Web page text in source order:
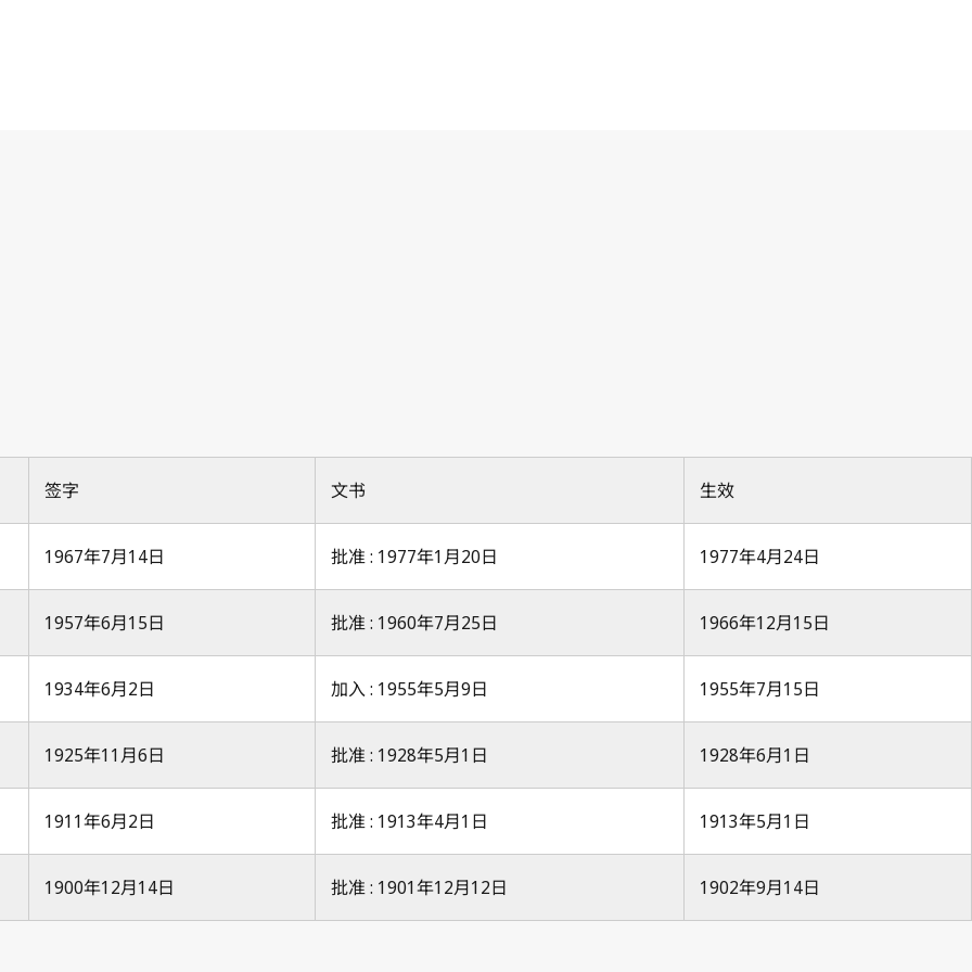
签字 文书 生效
1967年7月14日 批准 : 1977年1月20日 1977年4月24日
1957年6月15日 批准 : 1960年7月25日 1966年12月15日
1934年6月2日 加入 : 1955年5月9日 1955年7月15日
1925年11月6日 批准 : 1928年5月1日 1928年6月1日
1911年6月2日 批准 : 1913年4月1日 1913年5月1日
1900年12月14日 批准 : 1901年12月12日 1902年9月14日